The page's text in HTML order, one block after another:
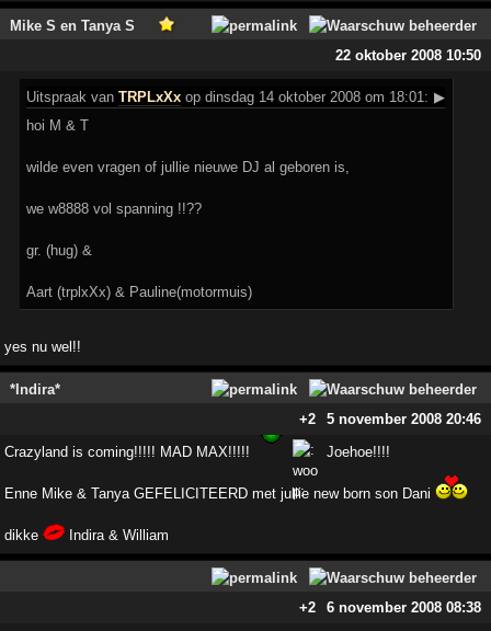
Mike S en Tanya S
22 oktober 2008 10:50
Uitspraak vanTRPLxXx op dinsdag 14 oktober 2008 om 18:01: ▶
hoi M & T
wilde even vragen of jullie nieuwe DJ al geboren is,
we w8888 vol spanning !!??
gr. (hug) &
Aart (trplxXx) & Pauline(motormuis)
yes nu wel!!
*Indira*
+2
5 november 2008 20:46
Crazyland is coming!!!!! MAD MAX!!!!! Joehoe!!!!
Enne Mike & Tanya GEFELICITEERD met jullie new born son Dani
dikke Indira & William
+2 6 november 2008 08:38